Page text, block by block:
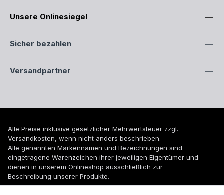
Unsere Onlinesiegel
Sicher bezahlen
Versandpartner
Alle Preise inklusive gesetzlicher Mehrwertsteuer zzgl.
Versandkosten, wenn nicht anders beschrieben.
Alle genannten Markennamen und Bezeichnungen sind
eingetragene Warenzeichen ihrer jeweiligen Eigentümer und
dienen in unserem Onlineshop ausschließlich zur
Beschreibung unserer Produkte.